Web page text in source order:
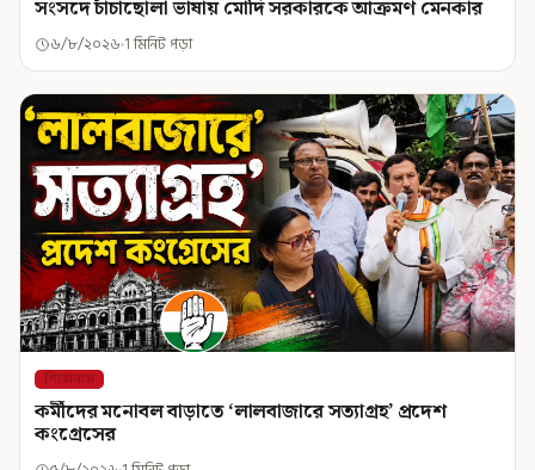
সংসদে চাঁচাছোলা ভাষায় মোদি সরকারকে আক্রমণ মেনকার
৬/৮/২০২৬ 1 মিনিট পড়া
শিরোনাম
কর্মীদের মনোবল বাড়াতে ‘লালবাজারে সত্যাগ্রহ’ প্রদেশ
কংগ্রেসের